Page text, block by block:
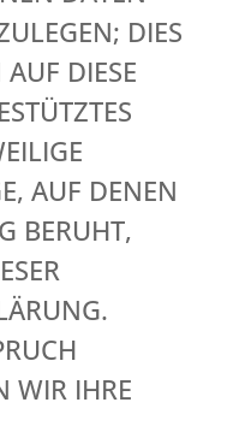
DIES
DIESE
AUF DENEN
BERUHT,
WIR IHRE